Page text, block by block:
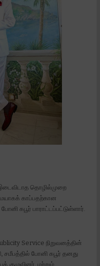
தொழில்முறை
காப்பதற்கான
கபூர் பாராட்டப்பட்டுள்ளார்.
Service நிறுவனத்தின்
சமீபத்தில் போனி கபூர் தனது
குழுவினர், மற்றும்